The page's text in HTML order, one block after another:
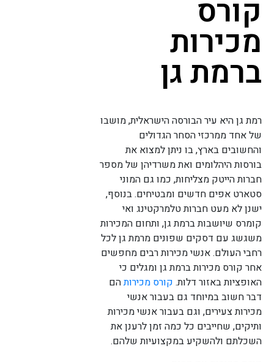
קורס
מכירות
ברמת גן
רמת גן היא עיר הבורסה הישראלית, מושבו
של אחד ממרכזי הסחר הגדולים
והחשובים בארץ, בו ניתן למצוא את
בורסות היהלומים ואת משרדיהן של מספר
חברות הייטק מצליחות, כמו גם המוני
סטארט אפים חדשים ומבטיחים. בנוסף,
ישנן לא מעט חברות טלמרקטינג ואי
קומרס שיושבות ברמת גן, ותחום המכירות
משגשג עם דסקים שפונים מרמת גן לכל
רחבי העולם. אנשי מכירות רבים מחפשים
אחר קורס מכירות ברמת גן ומגלים כי
האופציות באזור דלות. קורס מכירותהם
דבר חשוב במיוחד גם בעבור אנשי
מכירות צעירים, וגם בעבור אנשי מכירות
ותיקים, שחייבים כל כמה זמן לרענן את
השכלתם ולהשקיע במקצועיות שלהם.